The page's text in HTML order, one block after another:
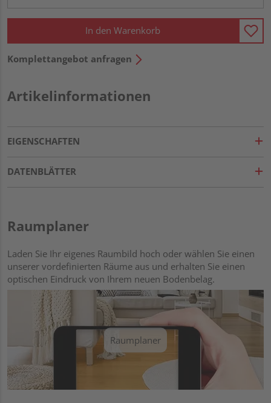
In den Warenkorb
Komplettangebot anfragen
Artikelinformationen
EIGENSCHAFTEN
DATENBLÄTTER
Raumplaner
Laden Sie Ihr eigenes Raumbild hoch oder wählen Sie einen
unserer vordefinierten Räume aus und erhalten Sie einen
optischen Eindruck von Ihrem neuen Bodenbelag.
Raumplaner